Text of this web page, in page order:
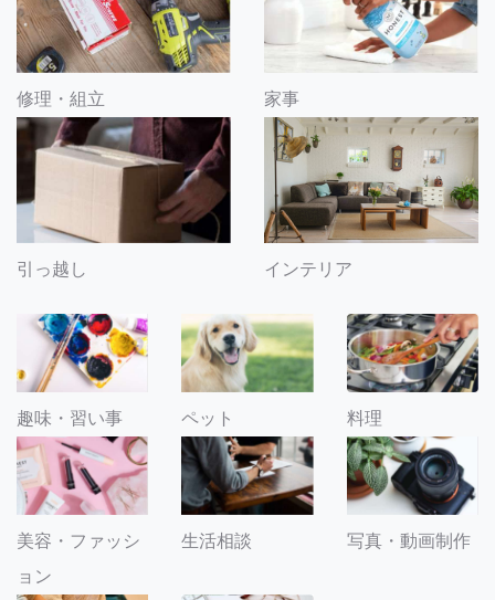
修理・組立 家事
引っ越し インテリア
趣味・習い事 ペット 料理
美容・ファッシ
ョン
生活相談 写真・動画制作